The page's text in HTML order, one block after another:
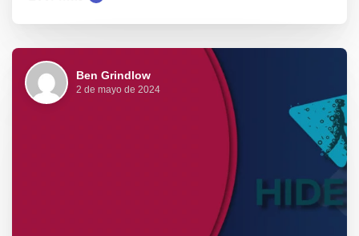
Ben Grindlow
2 de mayo de 2024